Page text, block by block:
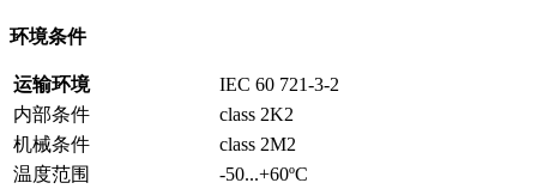
环境条件
运输环境
IEC 60 721-3-2
内部条件
class 2K2
机械条件
class 2M2
温度范围
-50...+60ºC